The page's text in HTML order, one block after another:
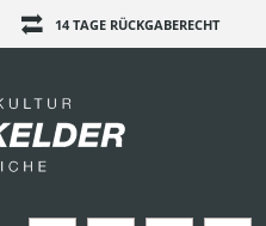
14 TAGE RÜCKGABERECHT